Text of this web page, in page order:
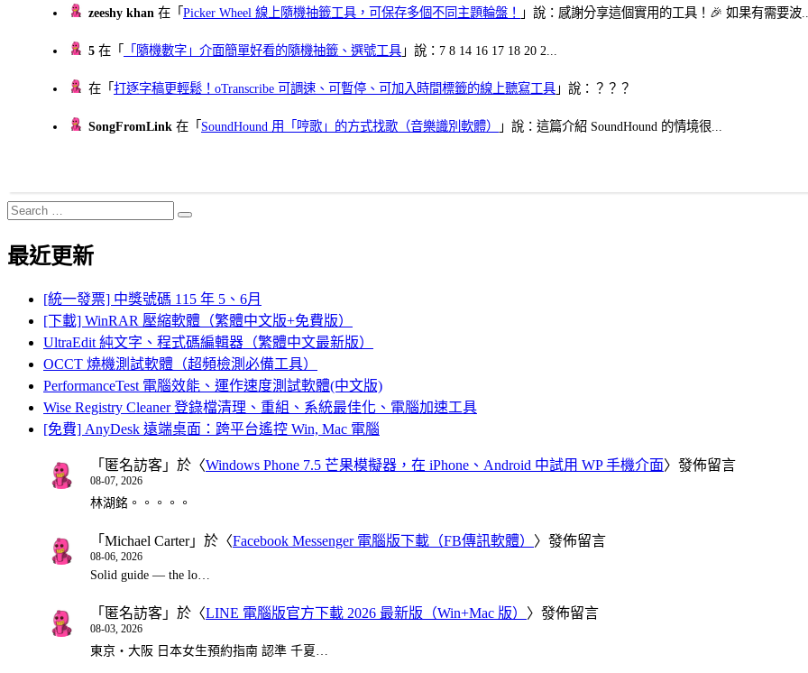
zeeshy khan 在「Picker Wheel 線上隨機抽籤工具，可保存多個不同主題輪盤！ 」說：感謝分享這個實用的工具！🎉 如果有需要波
5 在「 「隨機數字」介面簡單好看的隨機抽籤、選號工具 」說：7 8 14 16 17 18 20 2...
在「打逐字稿更輕鬆！oTranscribe 可調速、可暫停、可加入時間標籤的線上聽寫工具 」說：？？？
SongFromLink 在「 SoundHound 用「哼歌」的方式找歌（音樂識別軟體） 」說：這篇介紹 SoundHound 的情境很...
Search
for:
Search
最近更新
[統一發票] 中獎號碼 115 年 5、6月
[下載] WinRAR 壓縮軟體（繁體中文版+免費版）
UltraEdit 純文字、程式碼編輯器（繁體中文最新版）
OCCT 燒機測試軟體（超頻檢測必備工具）
PerformanceTest 電腦效能、運作速度測試軟體(中文版)
Wise Registry Cleaner 登錄檔清理、重組、系統最佳化、電腦加速工具
[免費] AnyDesk 遠端桌面：跨平台遙控 Win, Mac 電腦
「 匿名訪客 」於〈Windows Phone 7.5 芒果模擬器，在 iPhone、Android 中試用 WP 手機介面〉發佈留言
08-07, 2026
林湖銘。。。。。
「 Michael Carter」於〈Facebook Messenger 電腦版下載（FB傳訊軟體） 〉發佈留言
08-06, 2026
Solid guide — the lo…
「 匿名訪客 」於〈LINE 電腦版官方下載 2026 最新版（Win+Mac 版） 〉發佈留言
08-03, 2026
東京・大阪 日本女生預約指南 認準 千夏…